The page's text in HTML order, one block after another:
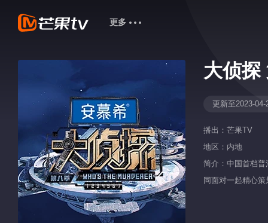
更多
大侦探
更新至2023-04-
播出： 芒果TV
地区： 内地
简介：中国首档
同面对一起精心